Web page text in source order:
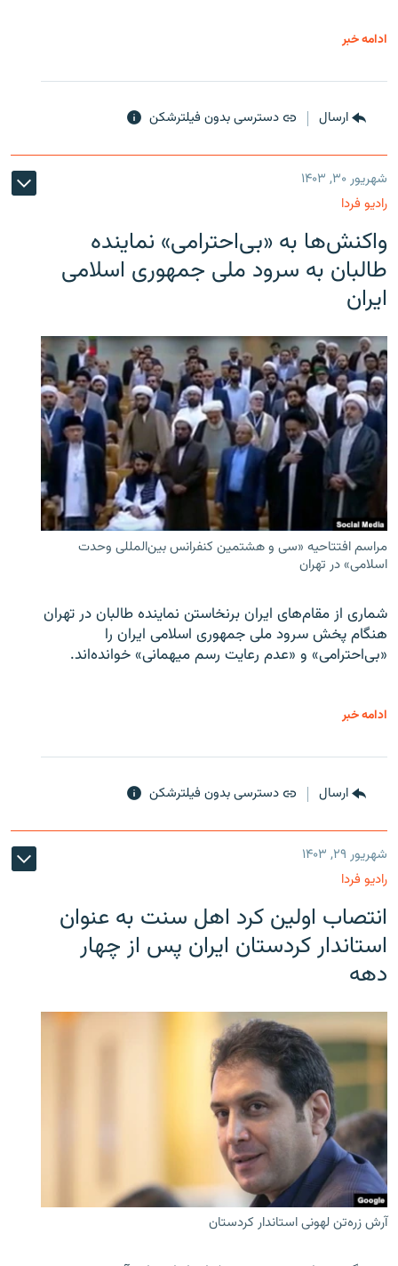
ادامه خبر
ارسال دسترسی بدون فیلترشکن
شهریور ۳۰, ۱۴۰۳
رادیو فردا
واکنش‌ها به «بی‌احترامی» نماینده
طالبان به سرود ملی جمهوری اسلامی
ایران
مراسم افتتاحیه «سی و هشتمین کنفرانس بین‌المللی وحدت
اسلامی» در تهران
شماری از مقام‌های ایران برنخاستن نماینده طالبان در تهران
هنگام پخش سرود ملی جمهوری اسلامی ایران را
«بی‌احترامی» و «عدم رعایت رسم میهمانی» خوانده‌اند.
ادامه خبر
ارسال دسترسی بدون فیلترشکن
شهریور ۲۹, ۱۴۰۳
رادیو فردا
انتصاب اولین کرد اهل سنت به عنوان
استاندار کردستان ایران پس از چهار
دهه
آرش زره‌تن لهونی استاندار کردستان